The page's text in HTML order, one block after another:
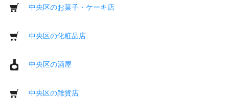
中央区のお菓子・ケーキ店
中央区の化粧品店
中央区の酒屋
中央区の雑貨店